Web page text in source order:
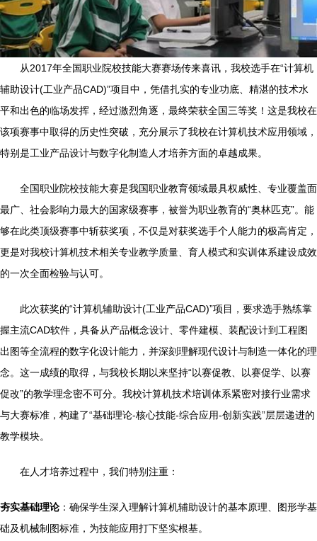
从2017年全国职业院校技能大赛赛场传来喜讯，我校选手在“计算机
辅助设计(工业产品CAD)”项目中，凭借扎实的专业功底、精湛的技术水
平和出色的临场发挥，经过激烈角逐，最终荣获全国三等奖！这是我校在
该项赛事中取得的历史性突破，充分展示了我校在计算机技术应用领域，
特别是工业产品设计与数字化制造人才培养方面的卓越成果。
全国职业院校技能大赛是我国职业教育领域最具权威性、专业覆盖面
最广、社会影响力最大的国家级赛事，被誉为职业教育的“奥林匹克”。能
够在此类顶级赛事中斩获奖项，不仅是对获奖选手个人能力的极高肯定，
更是对我校计算机技术相关专业教学质量、育人模式和实训体系建设成效
的一次全面检验与认可。
此次获奖的“计算机辅助设计(工业产品CAD)”项目，要求选手熟练掌
握主流CAD软件，具备从产品概念设计、零件建模、装配设计到工程图
出图等全流程的数字化设计能力，并深刻理解现代设计与制造一体化的理
念。这一成绩的取得，与我校长期以来坚持“以赛促教、以赛促学、以赛
促改”的教学理念密不可分。我校计算机技术培训体系紧密对接行业需求
与大赛标准，构建了“基础理论-核心技能-综合应用-创新实践”层层递进的
教学模块。
在人才培养过程中，我们特别注重：
夯实基础理论 ：确保学生深入理解计算机辅助设计的基本原理、图形学基
础及机械制图标准，为技能应用打下坚实根基。